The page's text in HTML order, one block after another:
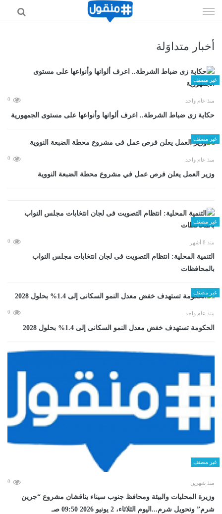
الى
أخبار متداوَلة
غير مصنف
منذ عام واحد 0
حكاية زى ضباط الشرطة.. اعرف ألوانها وأنواعها على مستوى الجمهورية
غير مصنف
منذ عام واحد 0
وزير العمل يعلن فرص عمل في مشروع محطة الضبعة النووية
غير مصنف
منذ 8 أشهر 0
التنمية المحلية: انتظام التصويت فى لجان انتخابات مجلس النواب
بالمحافظات
غير مصنف
منذ عام واحد 0
الحكومة تستهدف خفض معدل النمو السكانى إلى 1.4% بحلول 2028
غير مصنف
منذ شهرين 0
وزيرة المحليات والبيئة ومحافظ جنوب سيناء يناقشان مشروع “جرين
شرم” وتحويل شرم...اليوم الثلاثاء، 2 يونيو 2026 09:50 صـ